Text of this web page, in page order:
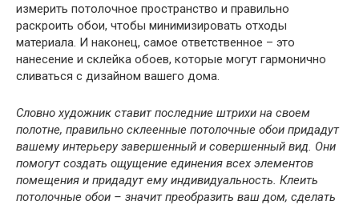
измерить потолочное пространство и правильно
раскроить обои, чтобы минимизировать отходы
материала. И наконец, самое ответственное – это
нанесение и склейка обоев, которые могут гармонично
сливаться с дизайном вашего дома.
Словно художник ставит последние штрихи на своем
полотне, правильно склеенные потолочные обои придадут
вашему интерьеру завершенный и совершенный вид. Они
помогут создать ощущение единения всех элементов
помещения и придадут ему индивидуальность. Клеить
потолочные обои – значит преобразить ваш дом, сделать